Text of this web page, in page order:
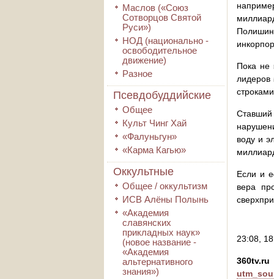
Маслов («Союз
Сотворцов Святой
Руси»)
НОД (национально -
освободительное
движение)
Разное
Псевдобуддийские
Общее
Культ Чинг Хай
«Фалуньгун»
«Карма Кагью»
Оккультные
Общее / оккультизм
ИСВ Алёны Полынь
«Академия
славянских
прикладных наук»
(новое название -
«Академия
альтернативного
знания»)
Пока не
лидеров
воду и
Если и
вера
23:08,
360tv.ru